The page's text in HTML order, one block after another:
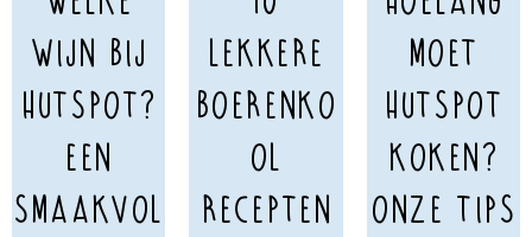
wijn bij
hutspot?
Een
smaakvol
lekkere
boerenko
ol
recepten
moet
hutspot
koken?
Onze tips